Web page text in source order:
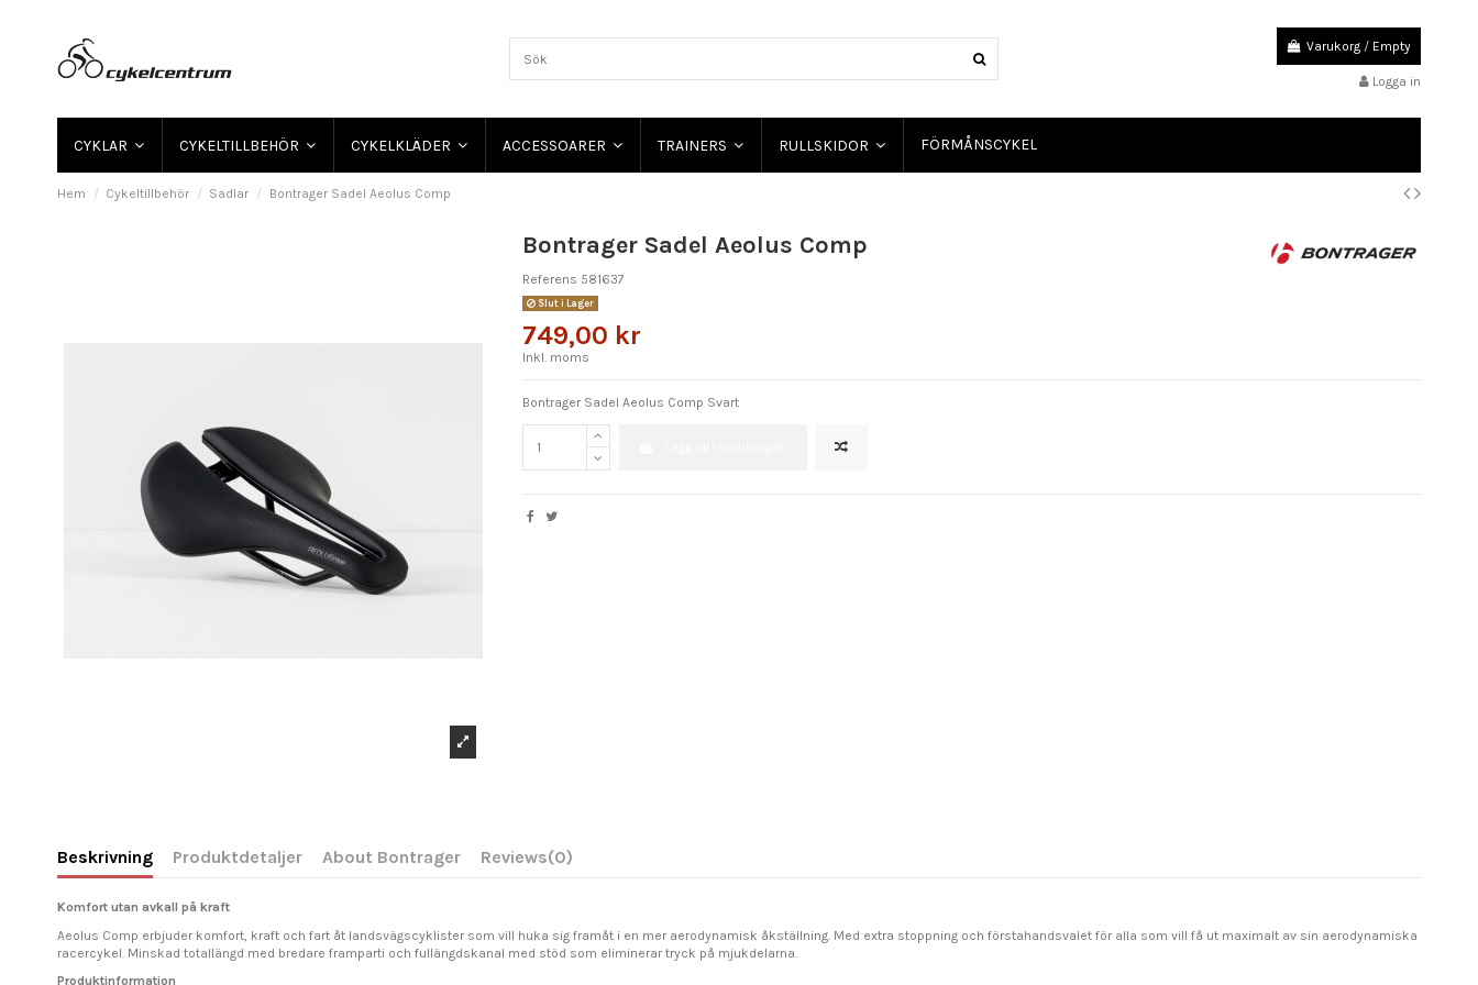
Varukorg / Empty
Logga in
CYKLAR CYKELTILLBEHÖR CYKELKLÄDER ACCESSOARER TRAINERS RULLSKIDOR FÖRMÅNSCYKEL
Hem Cykeltillbehör Sadlar Bontrager Sadel Aeolus Comp
Bontrager Sadel Aeolus Comp
Referens 581637
Slut i Lager
749,00 kr
Inkl. moms
Bontrager Sadel Aeolus Comp Svart
Beskrivning Produktdetaljer About Bontrager Reviews(0)
Komfort utan avkall på kraft
Aeolus Comp erbjuder komfort, kraft och fart åt landsvägscyklister som vill huka sig framåt i en mer aerodynamisk åkställning. Med extra stoppning och förstahandsvalet för alla som vill få ut maximalt av sin aerodynamiska
racercykel. Minskad totallängd med bredare framparti och fullängdskanal med stöd som eliminerar tryck på mjukdelarna.
Produktinformation